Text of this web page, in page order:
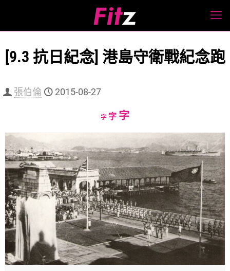
[9.3 抗日紀念] 港島守衛戰紀念跑
張伯倫 2015-08-27
字Decrease
字Reset
字Increase
size.